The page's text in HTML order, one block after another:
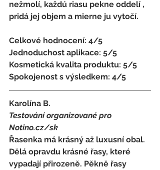
nežmolí, každú riasu pekne oddelí ,
pridá jej objem a mierne ju vytočí.
Celkové hodnocení: 4/5
Jednoduchost aplikace: 5/5
Kosmetická kvalita produktu: 5/5
Spokojenost s výsledkem: 4/5
Karolína B.
Testování organizované pro
Notino.cz/sk
Řasenka má krásný až luxusní obal.
Dělá opravdu krásné řasy, které
vypadají přirozeně. Pěkně řasy